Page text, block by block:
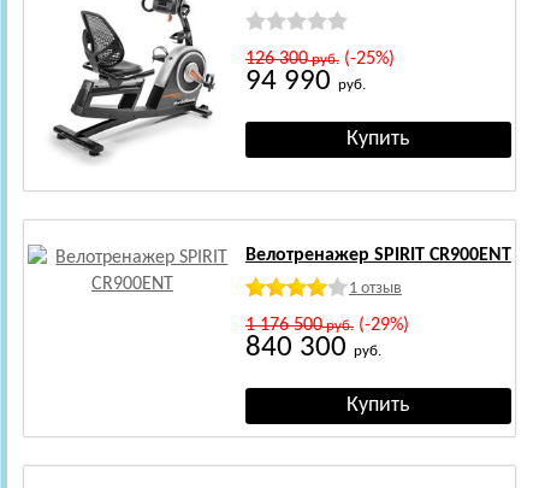
126 300руб.(-25%)
94 990 руб.
Велотренажер SPIRIT CR900ENT
1 отзыв
1 176 500руб.(-29%)
840 300 руб.